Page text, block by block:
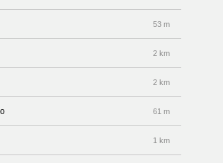
53 m
2 km
2 km
61 m
1 km